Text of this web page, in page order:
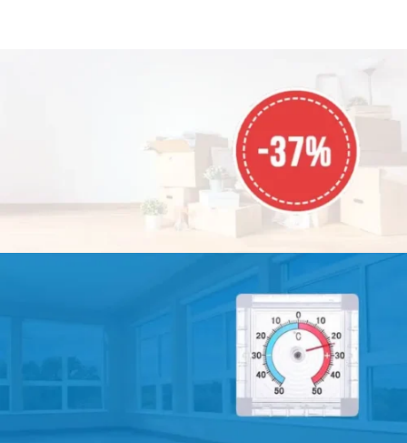
На все товары!